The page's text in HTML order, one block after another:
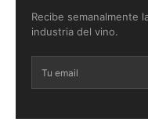
Recibe semanalmente
industria del vino.